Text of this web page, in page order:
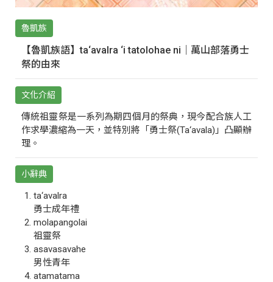
魯凱族
【魯凱族語】ta‘avalra ‘i tatolohae ni｜萬山部落勇士
祭的由來
文化介紹
傳統祖靈祭是一系列為期四個月的祭典，現今配合族人工
作求學濃縮為一天，並特別將「勇士祭(Ta‘avala)」凸顯辦
理。
小辭典
ta‘avalra
勇士成年禮
molapangolai
祖靈祭
asavasavahe
男性青年
atamatama